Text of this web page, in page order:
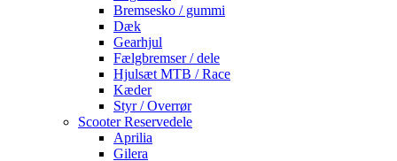
Bremsesko / gummi
Dæk
Gearhjul
Fælgbremser / dele
Hjulsæt MTB / Race
Kæder
Styr / Overrør
Scooter Reservedele
Aprilia
Gilera